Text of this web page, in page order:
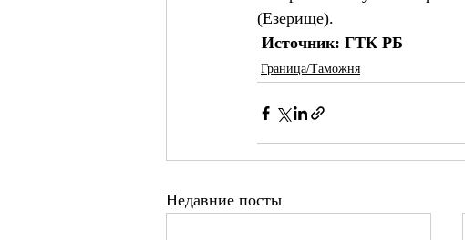
(Езерище).
Источник: ГТК РБ
Граница/Таможня
Недавние посты